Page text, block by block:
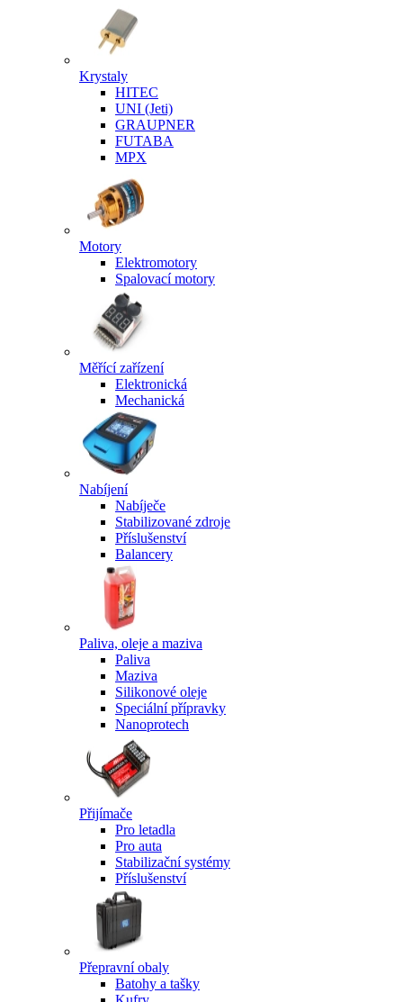
Krystaly
HITEC
UNI (Jeti)
GRAUPNER
FUTABA
MPX
Motory
Elektromotory
Spalovací motory
Měřící zařízení
Elektronická
Mechanická
Nabíjení
Nabíječe
Stabilizované zdroje
Příslušenství
Balancery
Paliva, oleje a maziva
Paliva
Maziva
Silikonové oleje
Speciální přípravky
Nanoprotech
Přijímače
Pro letadla
Pro auta
Stabilizační systémy
Příslušenství
Přepravní obaly
Batohy a tašky